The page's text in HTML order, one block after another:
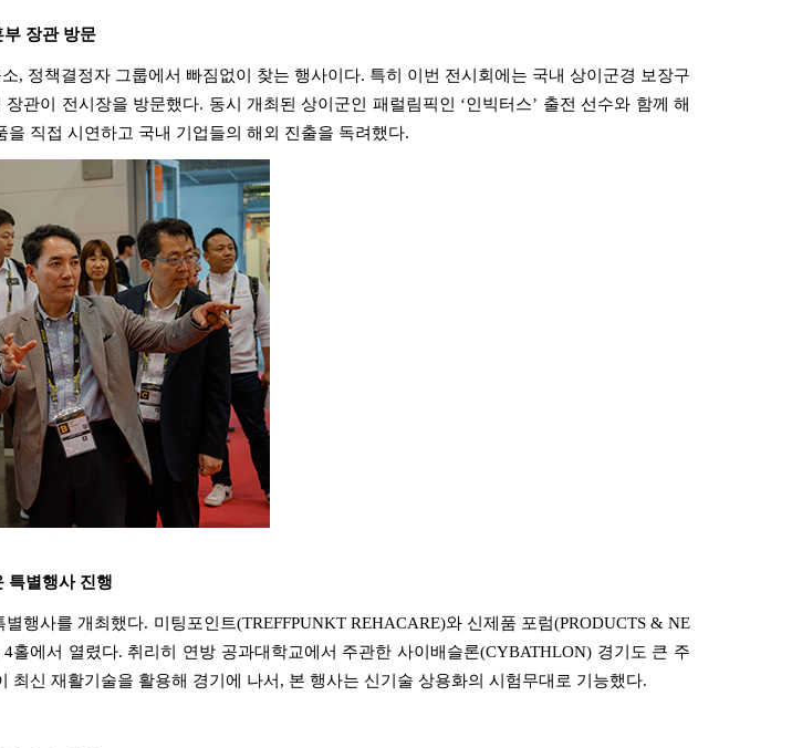
장관 방문
, 정책결정자 그룹에서 빠짐없이 찾는 행사이다. 특히 이번 전시회에는 국내 상이군경 보장구
관이 전시장을 방문했다. 동시 개최된 상이군인 패럴림픽인 ‘인빅터스’ 출전 선수와 함께 해
직접 시연하고 국내 기업들의 해외 진출을 독려했다.
특별행사 진행
별행사를 개최했다. 미팅포인트(TREFFPUNKT REHACARE)와 신제품 포럼(PRODUCTS & NE
4홀에서 열렸다. 취리히 연방 공과대학교에서 주관한 사이배슬론(CYBATHLON) 경기도 큰 주
최신 재활기술을 활용해 경기에 나서 , 본 행사는 신기술 상용화의 시험무대로 기능했다.